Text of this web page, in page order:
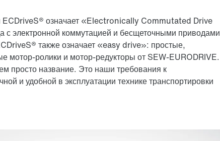
ECDriveS® означает «Electronically Commutated Drive
с электронной коммутацией и бесщеточными приводами
также означает «easy drive»: простые,
мотор-ролики и мотор-редукторы от SEW-EURODRIVE.
просто название. Это наши требования к
и удобной в эксплуатации технике транспортировки